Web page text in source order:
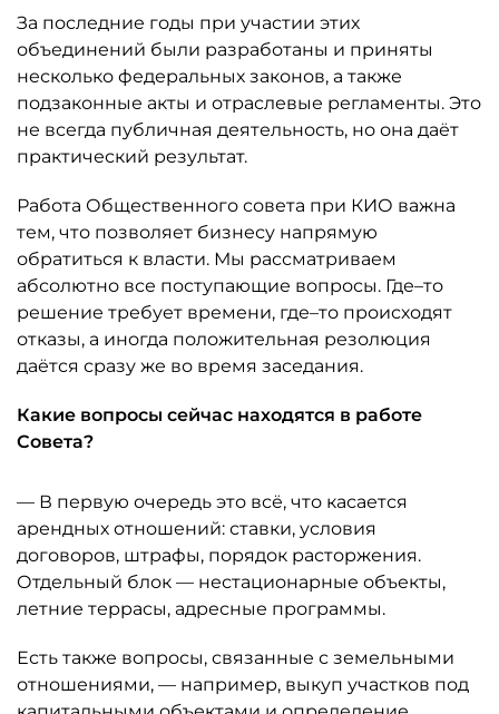
За последние годы при участии этих
объединений были разработаны и приняты
несколько федеральных законов, а также
подзаконные акты и отраслевые регламенты. Это
не всегда публичная деятельность, но она даёт
практический результат.
Работа Общественного совета при КИО важна
тем, что позволяет бизнесу напрямую
обратиться к власти. Мы рассматриваем
абсолютно все поступающие вопросы. Где–то
решение требует времени, где–то происходят
отказы, а иногда положительная резолюция
даётся сразу же во время заседания.
Какие вопросы сейчас находятся в работе
Совета?
— В первую очередь это всё, что касается
арендных отношений: ставки, условия
договоров, штрафы, порядок расторжения.
Отдельный блок — нестационарные объекты,
летние террасы, адресные программы.
Есть также вопросы, связанные с земельными
отношениями, — например, выкуп участков под